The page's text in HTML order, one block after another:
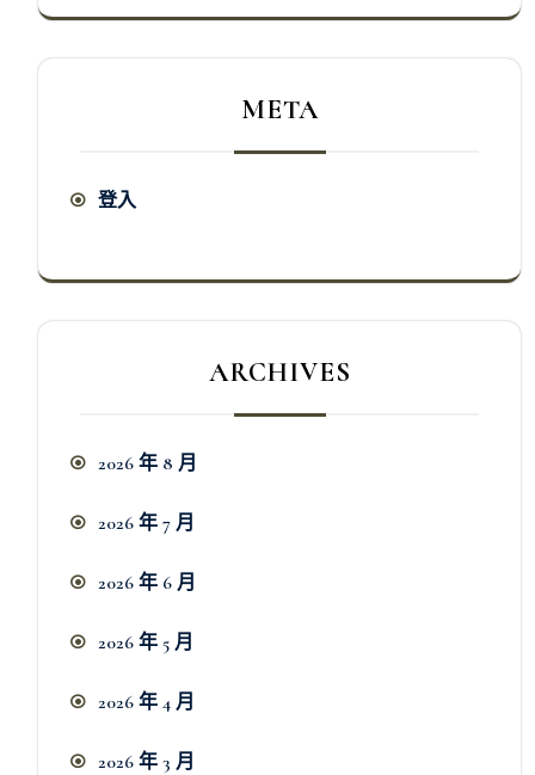
META
登入
ARCHIVES
2026 年 8 月
2026 年 7 月
2026 年 6 月
2026 年 5 月
2026 年 4 月
2026 年 3 月